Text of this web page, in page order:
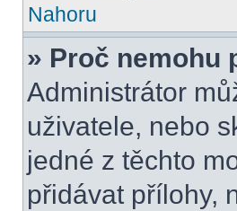
Nahoru
» Proč nemohu
Administrátor
uživatele, nebo
jedné z těchto
přidávat přílohy,